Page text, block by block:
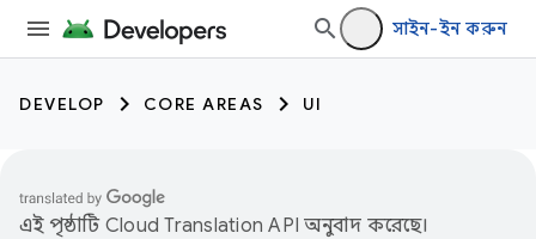
সাইন-ইন করুন
DEVELOP CORE AREAS UI
এই পৃষ্ঠাটি Cloud Translation API অনুবাদ করেছে।